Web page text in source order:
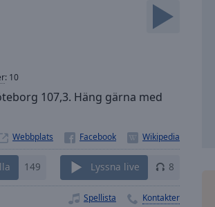
: 10
107,3. Häng gärna med
Webbplats
149 Lyssna live 8
Spellista Kontakter